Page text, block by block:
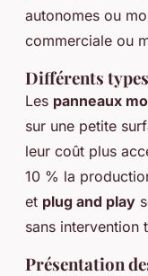
autonomes ou
commerciale ou
Différents
Les panneaux
sur une petite
leur coût plus
10 % la
et plug and play
sans intervention
Présentation